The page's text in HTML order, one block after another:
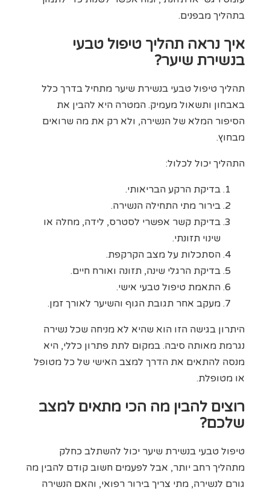
בתהליך מבפנים.
איך נראה תהליך טיפול טבעי
בנשירת שיער?
תהליך טיפול טבעי בנשירת שיער מתחיל בדרך כלל
באבחון ותשאול מעמיק. המטרה היא להבין את
הסיפור המלא של הנשירה, ולא רק את מה שרואים
מבחוץ.
התהליך יכול לכלול:
בדיקת הרקע הבריאותי.
בירור מתי התחילה הנשירה.
בדיקת קשר אפשרי לסטרס, לידה, מחלה או
שינוי תזונתי.
הסתכלות על מצב הקרקפת.
בדיקת הרגלי שינה, תזונה ואורח חיים.
התאמת טיפול טבעי אישי.
מעקב אחר תגובת הגוף והשיער לאורך זמן.
היתרון בגישה הזו הוא שהיא לא מניחה שכל נשירה
נגרמת מאותה סיבה. במקום לתת פתרון כללי, היא
מנסה להתאים את הדרך למצב האישי של כל מטופל
או מטופלת.
רוצים להבין מה הכי מתאים למצב
שלכם?
טיפול טבעי בנשירת שיער יכול להשתלב כחלק
מתהליך רחב יותר, אבל לפעמים חשוב קודם להבין מה
גורם לנשירה, מתי צריך בירור רפואי, והאם הנשירה